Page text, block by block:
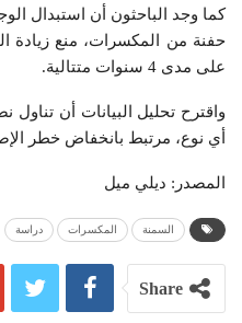
كما وجد الباحثون أن استبدال
على مدى 4 سنوات متتالية.
واقترح تحليل البيانات أن
أي نوع، مرتبط بانخفاض خطر
المصدر: ديلي ميل
السمنة المكسرات دراسة
Share